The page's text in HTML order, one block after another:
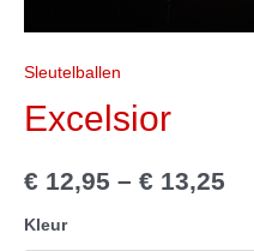
Sleutelballen
Excelsior
€ 12,95 – € 13,25
Kleur